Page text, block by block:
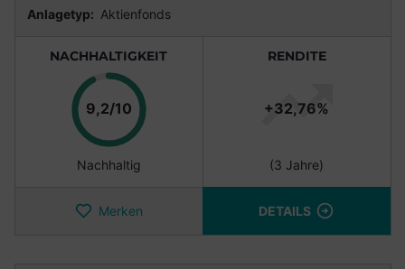
Anlagetyp: Aktienfonds
NACHHALTIGKEIT
9,2/10Punkte
Nachhaltig
RENDITE
+32,76%
(3 Jahre)
Merken DETAILS